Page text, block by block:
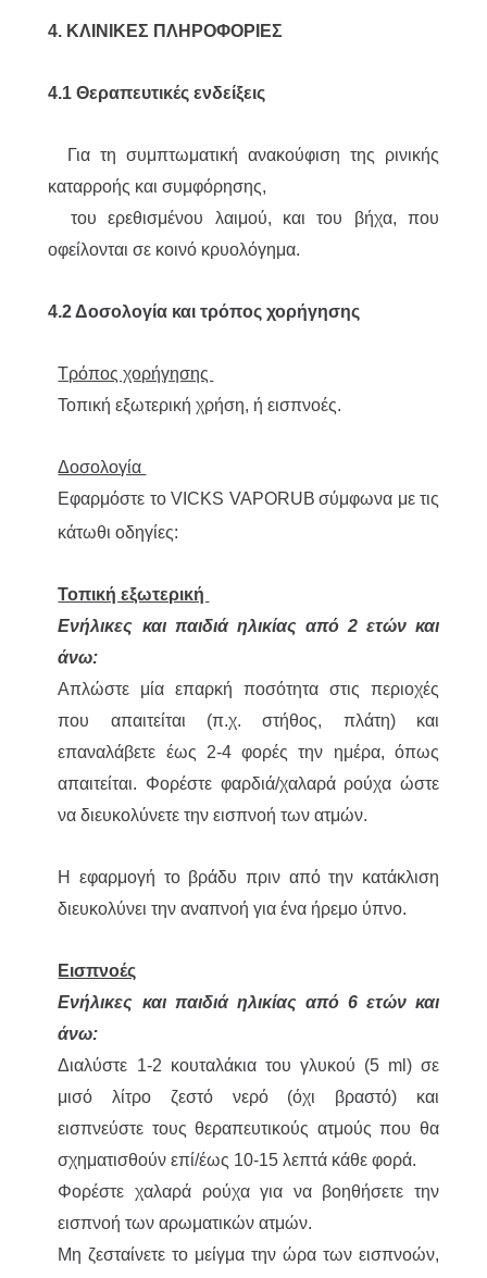
4. ΚΛΙΝΙΚΕΣ ΠΛΗΡΟΦΟΡΙΕΣ
4.1 Θεραπευτικές ενδείξεις
Για τη συμπτωματική ανακούφιση της ρινικής
καταρροής και συμφόρησης,
του ερεθισμένου λαιμού, και του βήχα, που
οφείλονται σε κοινό κρυολόγημα.
4.2 Δοσολογία και τρόπος χορήγησης
Τρόπος χορήγησης
Τοπική εξωτερική χρήση, ή εισπνοές.
Δοσολογία
Εφαρμόστε το VICKS VAPORUB σύμφωνα με τις
κάτωθι οδηγίες:
Τοπική εξωτερική
Ενήλικες και παιδιά ηλικίας από 2 ετών και
άνω:
Απλώστε μία επαρκή ποσότητα στις περιοχές
που απαιτείται (π.χ. στήθος, πλάτη) και
επαναλάβετε έως 2-4 φορές την ημέρα, όπως
απαιτείται. Φορέστε φαρδιά/χαλαρά ρούχα ώστε
να διευκολύνετε την εισπνοή των ατμών.
Η εφαρμογή το βράδυ πριν από την κατάκλιση
διευκολύνει την αναπνοή για ένα ήρεμο ύπνο.
Εισπνοές
Ενήλικες και παιδιά ηλικίας από 6 ετών και
άνω:
Διαλύστε 1-2 κουταλάκια του γλυκού (5 ml) σε
μισό λίτρο ζεστό νερό (όχι βραστό) και
εισπνεύστε τους θεραπευτικούς ατμούς που θα
σχηματισθούν επί/έως 10-15 λεπτά κάθε φορά.
Φορέστε χαλαρά ρούχα για να βοηθήσετε την
εισπνοή των αρωματικών ατμών.
Μη ζεσταίνετε το μείγμα την ώρα των εισπνοών,